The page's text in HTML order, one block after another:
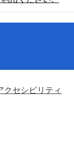
クセシビリティ